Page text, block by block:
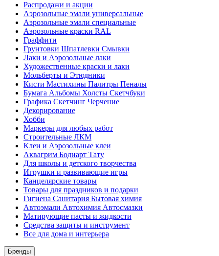
Распродажи и акции
Аэрозольные эмали универсальные
Аэрозольные эмали специальные
Аэрозольные краски RAL
Граффити
Грунтовки Шпатлевки Смывки
Лаки и Аэрозольные лаки
Художественные краски и лаки
Мольберты и Этюдники
Кисти Мастихины Палитры Пеналы
Бумага Альбомы Холсты Скетчбуки
Графика Скетчинг Черчение
Декорирование
Хобби
Маркеры для любых работ
Строительные ЛКМ
Клеи и Аэрозольные клеи
Аквагрим Бодиарт Тату
Для школы и детского творчества
Игрушки и развивающие игры
Канцелярские товары
Товары для праздников и подарки
Гигиена Санитария Бытовая химия
Автоэмали Автохимия Автосмазки
Матирующие пасты и жидкости
Средства защиты и инструмент
Все для дома и интерьера
Бренды